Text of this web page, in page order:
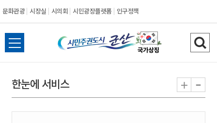
문화관광 시장실 시의회 시민광장플랫폼 인구정책
시
민
권
전
체
뉴
열
검
색
기
한눈에 서비스 + -